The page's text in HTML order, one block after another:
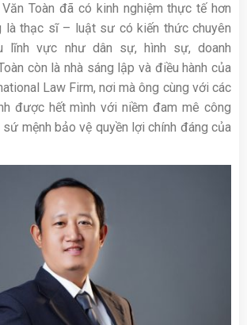
Toàn đã có kinh nghiệm thực tế hơn
là thạc sĩ – luật sư có kiến thức chuyên
lĩnh vực như dân sự, hình sự, doanh
còn là nhà sáng lập và điều hành của
Law Firm, nơi mà ông cùng với các
được hết mình với niềm đam mê công
mệnh bảo vệ quyền lợi chính đáng của